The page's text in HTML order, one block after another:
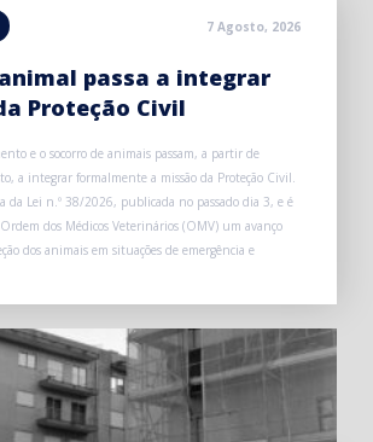
7 Agosto, 2026
passa a integrar
Proteção Civil
e o socorro de animais passam, a partir de
a integrar formalmente a missão da Proteção Civil.
da Lei n.º 38/2026, publicada no passado dia 3, e é
dos Médicos Veterinários (OMV) um avanço
dos animais em situações de emergência e